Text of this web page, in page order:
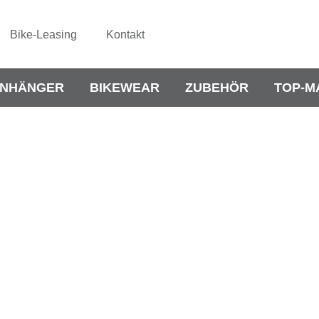
Bike-Leasing Kontakt
BIKEWEAR ZUBEHÖR TOP-